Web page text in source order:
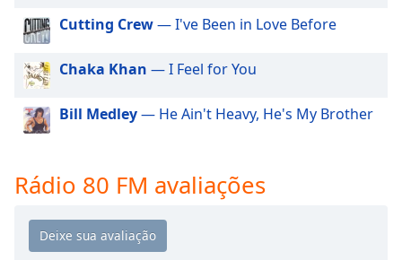
window.
Escape
cancel
and
close
Color
Cutting Crew— I've Been in Love Before
Chaka Khan — I Feel for You
Bill Medley— He Ain't Heavy, He's My Brother
Rádio 80 FM avaliações